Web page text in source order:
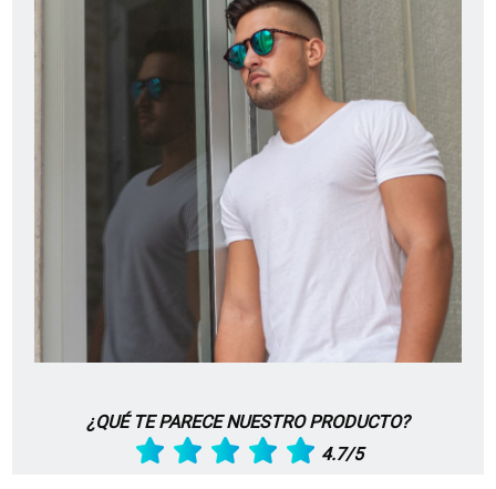
¿QUÉ TE PARECE NUESTRO PRODUCTO?
4.7/5